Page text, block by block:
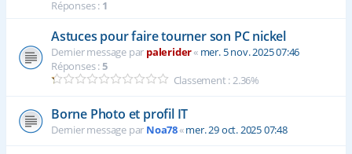
Réponses : 1
Astuces pour faire tourner son PC nickel
Dernier message par palerider« mer. 5 nov. 2025 07:46
Réponses :5
Classement : 2.36%
Borne Photo et profil IT
Dernier message par Noa78«mer. 29 oct. 2025 07:48